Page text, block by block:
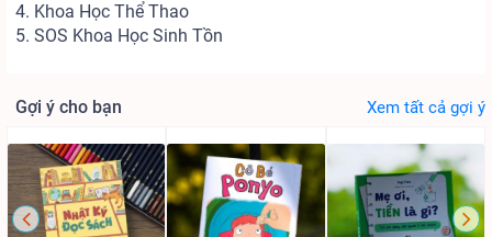
4. Khoa Học Thể Thao
5. SOS Khoa Học Sinh Tồn
Gợi ý cho bạn Xem tất cả gợi ý